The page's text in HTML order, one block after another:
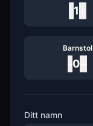
1
Barnstol
0
Ditt namn